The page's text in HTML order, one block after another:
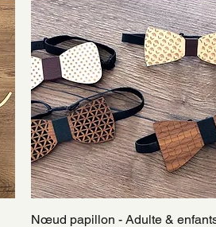
Aperçu rapide
Nœud papillon - Adulte &